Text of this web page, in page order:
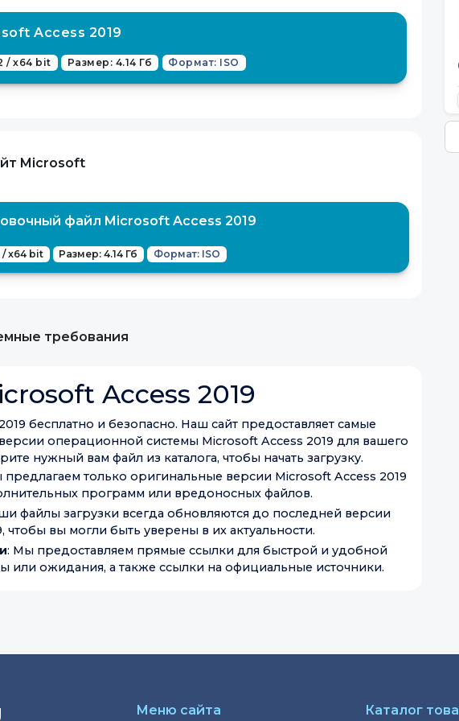
Access 2019
/ x64 bit Размер: 4.14 Гб Формат: ISO
Microsoft
файл Microsoft Access 2019
/ x64 bit Размер: 4.14 Гб Формат: ISO
требования
Access 2019
бесплатно и безопасно. Наш сайт предоставляет самые
операционной системы Microsoft Access 2019 для вашего
нужный вам файл из каталога, чтобы начать загрузку.
только оригинальные версии Microsoft Access 2019
программ или вредоносных файлов.
файлы загрузки всегда обновляются до последней версии
чтобы вы могли быть уверены в их актуальности.
: Мы предоставляем прямые ссылки для быстрой и удобной
или ожидания, а также ссылки на официальные источники.
Меню сайта Каталог